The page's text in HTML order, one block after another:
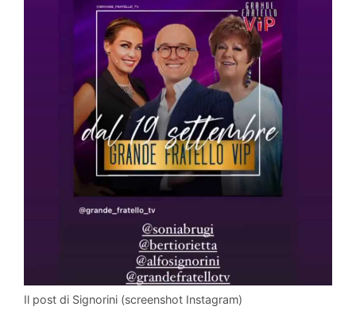
Il post di Signorini (screenshot Instagram)